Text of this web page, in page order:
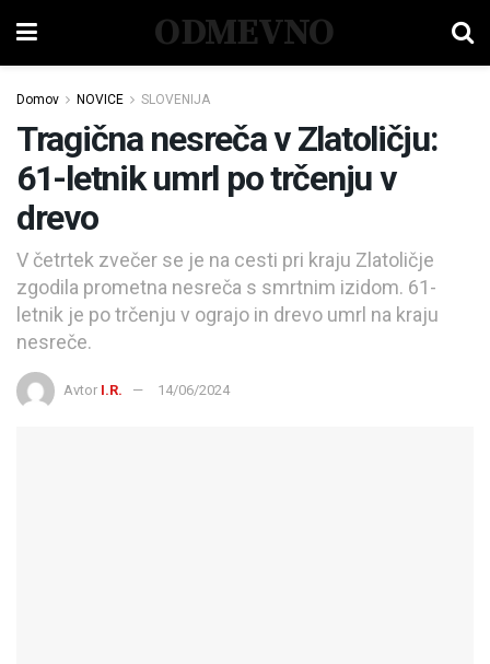
ODMEVNO
Domov NOVICE SLOVENIJA
Tragična nesreča v Zlatoličju:
61-letnik umrl po trčenju v
drevo
V četrtek zvečer se je na cesti pri kraju Zlatoličje
zgodila prometna nesreča s smrtnim izidom. 61-
letnik je po trčenju v ograjo in drevo umrl na kraju
nesreče.
Avtor I.R. 14/06/2024